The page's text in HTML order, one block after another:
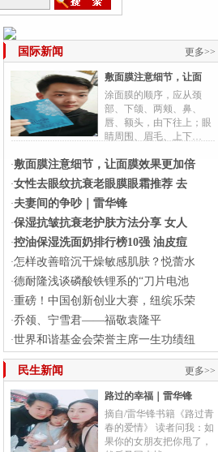
国际新闻 更多>>
敷面膜注意细节，让面
涂面膜的顺序，应从颈
部、下颌、两颊、鼻、
唇、额头，由下往上；眼
睛周围、眉毛、上下…
·敷面膜注意细节，让面膜效果更加倍
·女性去眼纹抗衰老眼膜眼霜推荐 去
·夫妻间的争吵｜雷华锋
·保湿抗皱抗衰老护肤方法分享 女人
·控油保湿洗面奶排行榜10强 油皮痘
·怎样改善暗沉干燥敏感肌肤？悦蕾水
·德耐隆浅谈磷酸铁锂系的“刀片电池
·重磅！中国创新创业大赛，纽缤乐荣
·乔领、宁雪君——福敬袁隆平
·世界和谐基金会荣誉主席一生功绩纽
民生新闻 更多>>
路过的幸福｜雷华锋
摘自/雷华锋书籍《路过青
春的爱情》 读者问我：如
果你的女朋友把你甩了，